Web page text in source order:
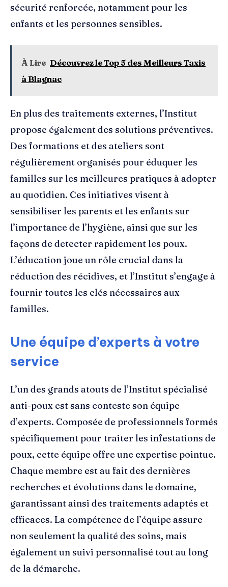
sécurité renforcée, notamment pour les
enfants et les personnes sensibles.
À Lire Découvrez le Top 5 des Meilleurs Taxis
à Blagnac
En plus des traitements externes, l’Institut
propose également des solutions préventives.
Des formations et des ateliers sont
régulièrement organisés pour éduquer les
familles sur les meilleures pratiques à adopter
au quotidien. Ces initiatives visent à
sensibiliser les parents et les enfants sur
l’importance de l’hygiène, ainsi que sur les
façons de detecter rapidement les poux.
L’éducation joue un rôle crucial dans la
réduction des récidives, et l’Institut s’engage à
fournir toutes les clés nécessaires aux
familles.
Une équipe d’experts à votre
service
L’un des grands atouts de l’Institut spécialisé
anti-poux est sans conteste son équipe
d’experts. Composée de professionnels formés
spécifiquement pour traiter les infestations de
poux, cette équipe offre une expertise pointue.
Chaque membre est au fait des dernières
recherches et évolutions dans le domaine,
garantissant ainsi des traitements adaptés et
efficaces. La compétence de l’équipe assure
non seulement la qualité des soins, mais
également un suivi personnalisé tout au long
de la démarche.